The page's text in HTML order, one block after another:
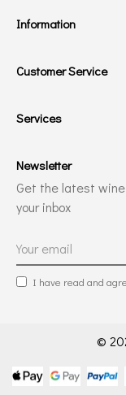
Information
Customer Service
Services
Newsletter
Get the latest
your inbox
I have read and
©